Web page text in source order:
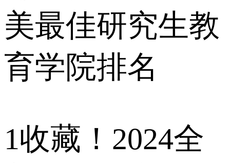
1收藏！2024全